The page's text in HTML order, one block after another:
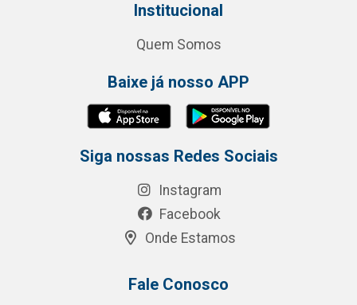
Institucional
Quem Somos
Baixe já nosso APP
Siga nossas Redes Sociais
Instagram
Facebook
Onde Estamos
Fale Conosco